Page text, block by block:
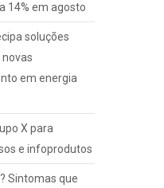
14% em agosto
soluções
em energia
X para
e infoprodutos
Sintomas que